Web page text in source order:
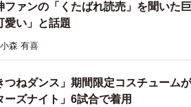
団歌「巨人軍の歌」を調べてみた
初代は39年に発表された「野球の王
となっており、佐藤ではない。はて
ファンの「くたばれ読売」を聞いた
愛い」と話題
小森 有喜
つねダンス」期間限定コスチューム
ーズナイト」6試合で着用